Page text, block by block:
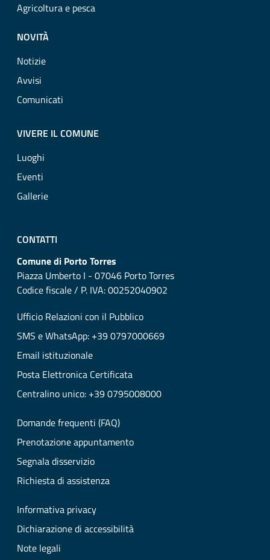
Agricoltura e pesca
NOVITÀ
Notizie
Avvisi
Comunicati
VIVERE IL COMUNE
Luoghi
Eventi
Gallerie
CONTATTI
Comune di Porto Torres
Piazza Umberto I - 07046 Porto Torres
Codice fiscale / P. IVA: 00252040902
Ufficio Relazioni con il Pubblico
SMS e WhatsApp: +39 0797000669
Email istituzionale
Posta Elettronica Certificata
Centralino unico: +39 0795008000
Domande frequenti (FAQ)
Prenotazione appuntamento
Segnala disservizio
Richiesta di assistenza
Informativa privacy
Dichiarazione di accessibilità
Note legali